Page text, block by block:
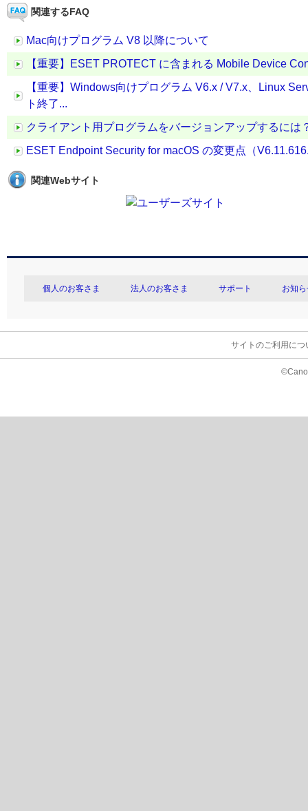
関連するFAQ
Mac向けプログラム V8 以降について
【重要】ESET PROTECT に含まれる Mobile Device
【重要】Windows向けプログラム V6.x / V7.x、Linux
ト終了...
クライアント用プログラムをバージョンアップするには
ESET Endpoint Security for macOS の変更点（
関連Webサイト
個人のお客さま 法人のお客さま サポート お知
サイトのご利用につ